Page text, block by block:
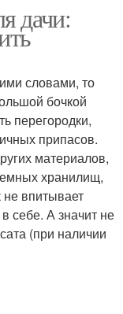
пластиковым
погребом
Продукты в
погребе
в пластиковом
погребе
дачи:
словами, то
бочкой
перегородки,
припасов.
материалов,
хранилищ,
впитывает
себе. А значит не
(при наличии